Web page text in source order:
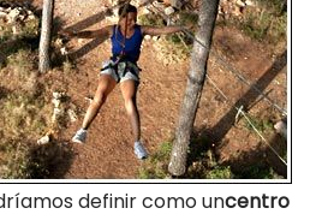
definir como uncentro